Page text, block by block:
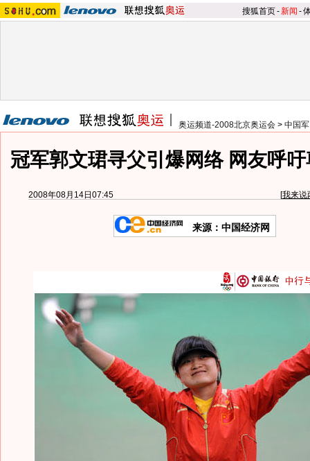
搜狐首页-新闻 -
奥运频道-2008北京奥运会 > 中国
冠军郭文珺寻父引爆网络 网友呼
2008年08月14日07:45 [我来说
来源：中国经济网